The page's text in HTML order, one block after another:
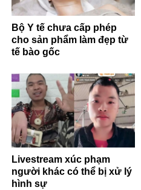
Bộ Y tế chưa cấp phép
cho sản phẩm làm đẹp từ
tế bào gốc
Livestream xúc phạm
người khác có thể bị xử lý
hình sự